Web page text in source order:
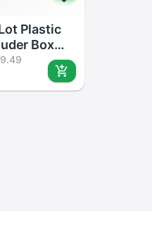
Plastic
Box
Aaa Batterij
Case